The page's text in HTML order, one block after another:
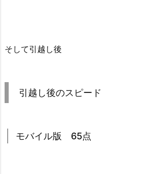
そして引越し後
引越し後のスピード
モバイル版 65点